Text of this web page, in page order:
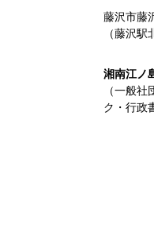
藤沢市藤
（藤沢駅
湘南江ノ
（一般
ク・行政